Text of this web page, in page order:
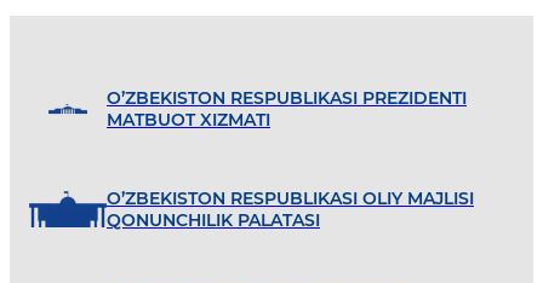
O’ZBEKISTON RESPUBLIKASI PREZIDENTI
MATBUOT XIZMATI
O’ZBEKISTON RESPUBLIKASI OLIY MAJLISI
QONUNCHILIK PALATASI